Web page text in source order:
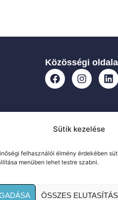
Sütik kezelése
felhasználói élmény érdekében
menüben lehet testre szabni.
ÖSSZES
Közösségi